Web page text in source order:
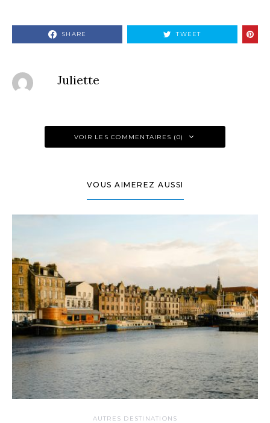
SHARE TWEET
Juliette
VOIR LES COMMENTAIRES (0)
VOUS AIMEREZ AUSSI
AUTRES DESTINATIONS